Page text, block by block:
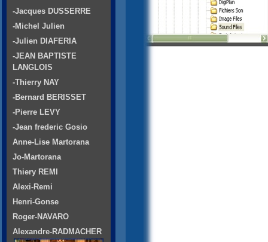
-Jacques DUSSERRE
-Michel Julien
-Julien DIAFERIA
-JEAN BAPTISTE
LANGLOIS
-Thierry NAY
-Bernard BERISSET
-Pierre LEVY
-Jean frederic Gosio
Anne-Lise Martorana
Jo-Martorana
Thiery REMI
Alexi-Remi
Henri-Gonse
Roger-NAVARO
Alexandre-RADMACHER